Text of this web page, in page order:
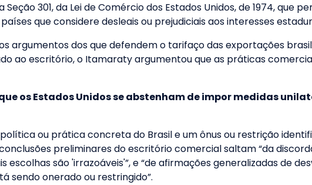
301, da Lei de Comércio dos Estados Unidos, de 1974, que
que considere desleais ou prejudiciais aos interesses
argumentos dos que defendem o tarifaço das exportações
ao escritório, o Itamaraty argumentou que as práticas
os Estados Unidos se abstenham de impor medidas
ou prática concreta do Brasil e um ônus ou restrição
preliminares do escritório comercial saltam “da
são 'irrazoáveis'”, e “de afirmações generalizadas de
sendo onerado ou restringido”.